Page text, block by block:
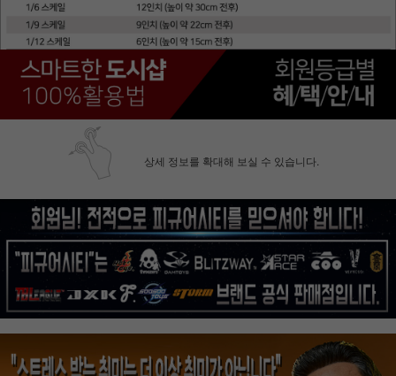
상세 정보를 확대해 보실 수 있습니다.